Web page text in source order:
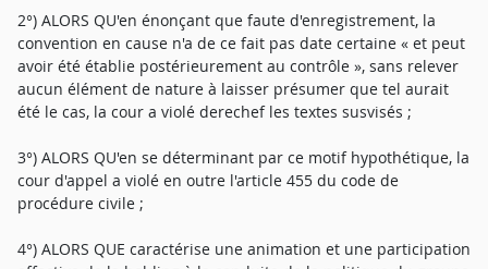
2°) ALORS QU'en énonçant que faute d'enregistrement, la
convention en cause n'a de ce fait pas date certaine « et peut
avoir été établie postérieurement au contrôle », sans relever
aucun élément de nature à laisser présumer que tel aurait
été le cas, la cour a violé derechef les textes susvisés ;
3°) ALORS QU'en se déterminant par ce motif hypothétique, la
cour d'appel a violé en outre l'article 455 du code de
procédure civile ;
4°) ALORS QUE caractérise une animation et une participation